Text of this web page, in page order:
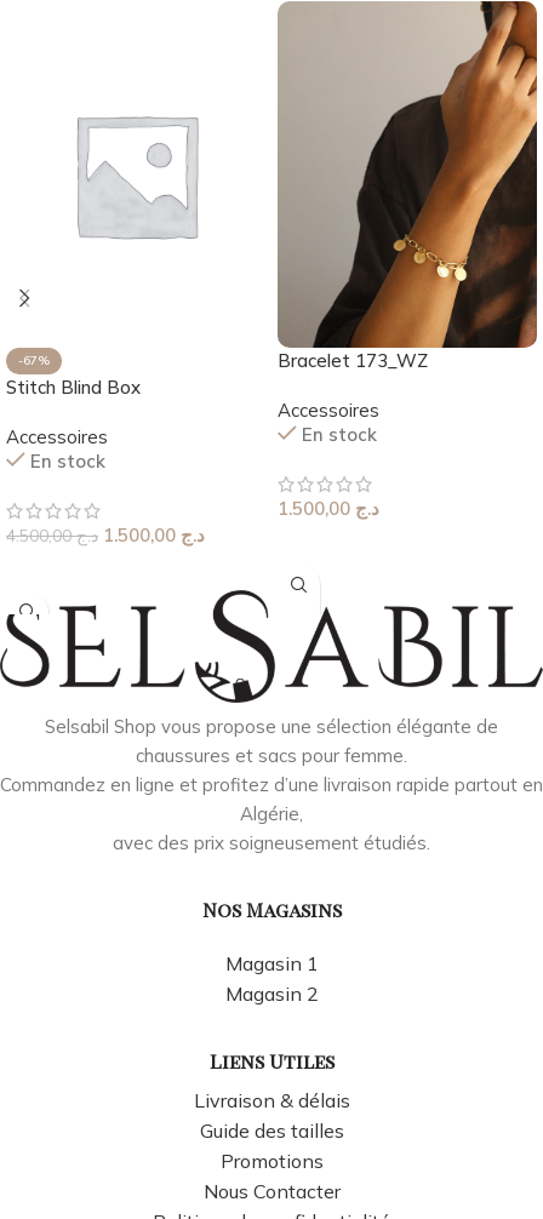
-67%
Stitch Blind Box
Accessoires
En stock
د.ج4.500,00 د.ج
Bracelet 173_WZ
Accessoires
En stock
د.ج
Selsabil Shop vous propose une sélection élégante de
chaussures et sacs pour femme.
Commandez en ligne et profitez d’une livraison rapide partout en
Algérie,
avec des prix soigneusement étudiés.
Nos Magasins
Magasin 1
Magasin 2
Liens Utiles
Livraison & délais
Guide des tailles
Promotions
Nous Contacter